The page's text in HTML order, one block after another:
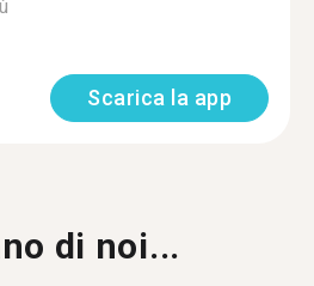
Scarica la app
di noi...